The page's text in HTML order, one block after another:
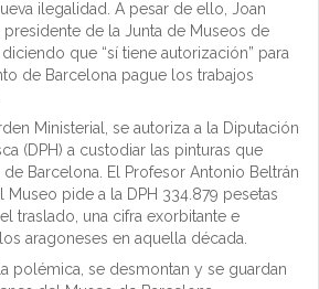
ilegalidad. A pesar de ello, Joan
presidente de la Junta de Museos de
que “sí tiene autorización” para
de Barcelona pague los trabajos
Ministerial, se autoriza a la Diputación
(DPH) a custodiar las pinturas que
Barcelona. El Profesor Antonio Beltrán
Museo pide a la DPH 334.879 pesetas
traslado, una cifra exorbitante e
aragoneses en aquella década.
polémica, se desmontan y se guardan